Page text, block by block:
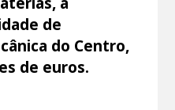
de
do Centro,
de euros.